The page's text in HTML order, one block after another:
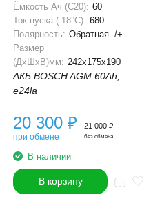
Ёмкость Ач (С20): 60
Ток пуска (-18°С): 680
Полярность: Обратная -/+
Размер
(ДхШхВ)мм: 242x175x190
АКБ BOSCH AGM 60Ah,
e24la
20 300 ₽
при обмене
21 000 ₽
без обмена
В наличии
В корзину